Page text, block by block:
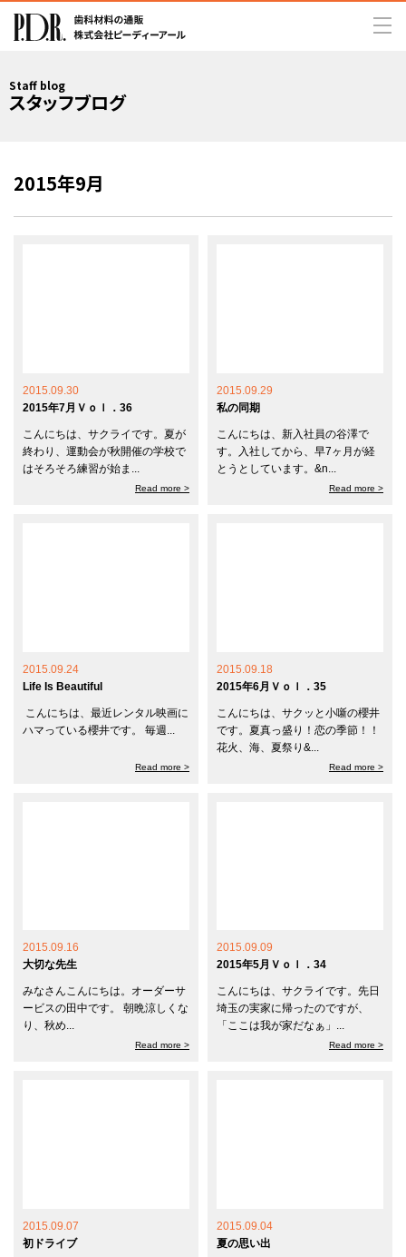
Staff blog
スタッフブログ
2015年9月
2015.09.30
2015年7月Ｖｏｌ．36
こんにちは、サクライです。夏が
終わり、運動会が秋開催の学校で
はそろそろ練習が始ま...
Read more >
2015.09.29
私の同期
こんにちは、新入社員の谷澤で
す。入社してから、早7ヶ月が経
とうとしています。&n...
Read more >
2015.09.24
Life Is Beautiful
こんにちは、最近レンタル映画に
ハマっている櫻井です。 毎週...
Read more >
2015.09.18
2015年6月Ｖｏｌ．35
こんにちは、サクッと小噺の櫻井
です。夏真っ盛り！恋の季節！！
花火、海、夏祭り&...
Read more >
2015.09.16
大切な先生
みなさんこんにちは。オーダーサ
ービスの田中です。 朝晩涼しくな
り、秋め...
Read more >
2015.09.09
2015年5月Ｖｏｌ．34
こんにちは、サクライです。先日
埼玉の実家に帰ったのですが、
「ここは我が家だなぁ」...
Read more >
2015.09.07
初ドライブ
2015.09.04
夏の思い出